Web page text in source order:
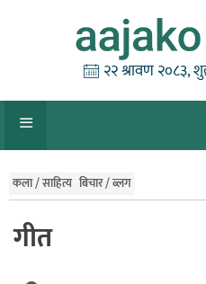
२२ श्रावण २०८३,
कला / साहित्य बिचार / ब्लग
गीत